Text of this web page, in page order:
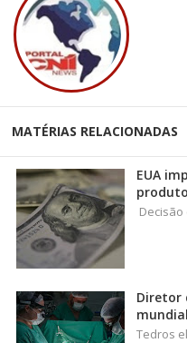
MATÉRIAS RELACIONADAS
EUA
Diretor
Tedros